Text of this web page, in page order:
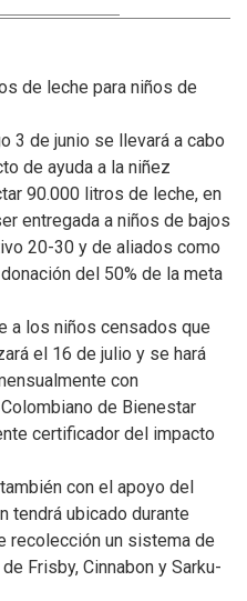
de leche para niños de
3 de junio se llevará a cabo
de ayuda a la niñez
90.000 litros de leche, en
entregada a niños de bajos
20-30 y de aliados como
del 50% de la meta
a los niños censados que
el 16 de julio y se hará
con
de Bienestar
certificador del impacto
con el apoyo del
tendrá ubicado durante
recolección un sistema de
Frisby, Cinnabon y Sarku-